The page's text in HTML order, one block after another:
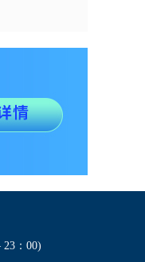
：00)